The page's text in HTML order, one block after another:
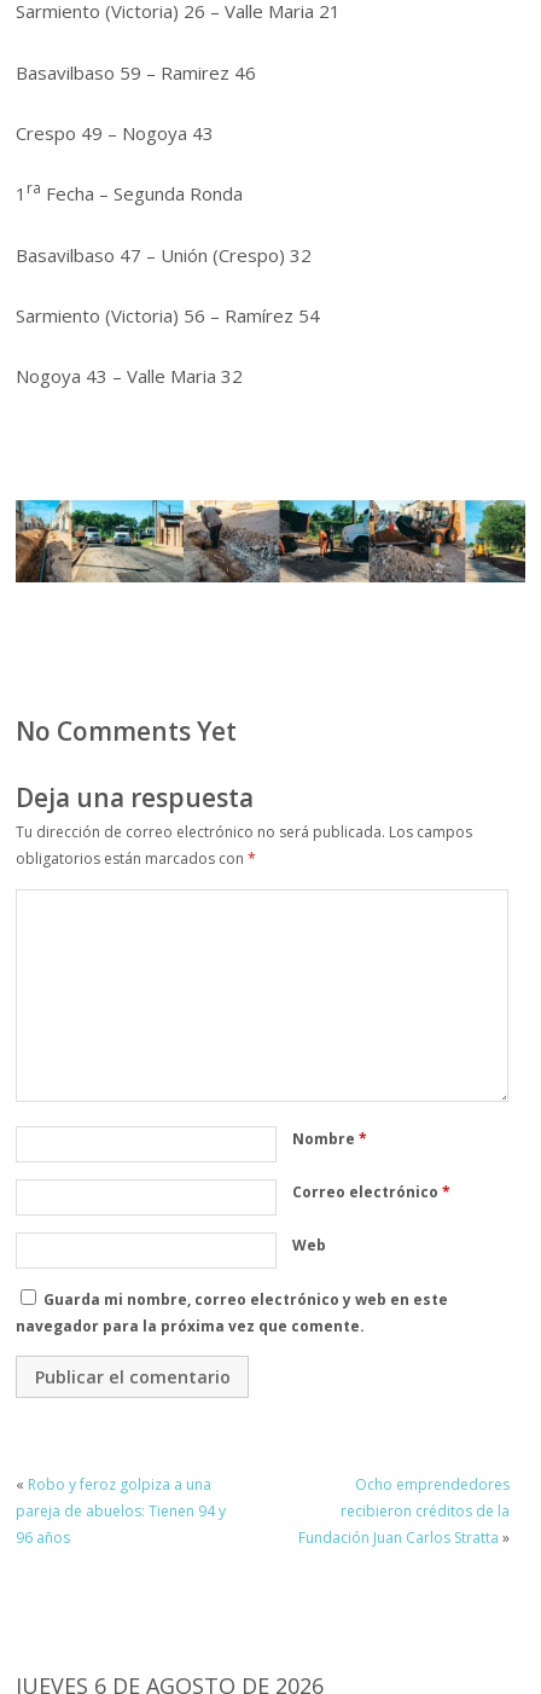
Sarmiento (Victoria) 26 – Valle Maria 21
Basavilbaso 59 – Ramirez 46
Crespo 49 – Nogoya 43
1 ra Fecha – Segunda Ronda
Basavilbaso 47 – Unión (Crespo) 32
Sarmiento (Victoria) 56 – Ramírez 54
Nogoya 43 – Valle Maria 32
No Comments Yet
Deja una respuesta
Tu dirección de correo electrónico no será publicada. Los campos
obligatorios están marcados con*
Nombre*
Correo electrónico*
Web
Guarda mi nombre, correo electrónico y web en este
navegador para la próxima vez que comente.
« Robo y feroz golpiza a una
pareja de abuelos: Tienen 94 y
96 años
Ocho emprendedores
recibieron créditos de la
Fundación Juan Carlos Stratta »
JUEVES 6 DE AGOSTO DE 2026